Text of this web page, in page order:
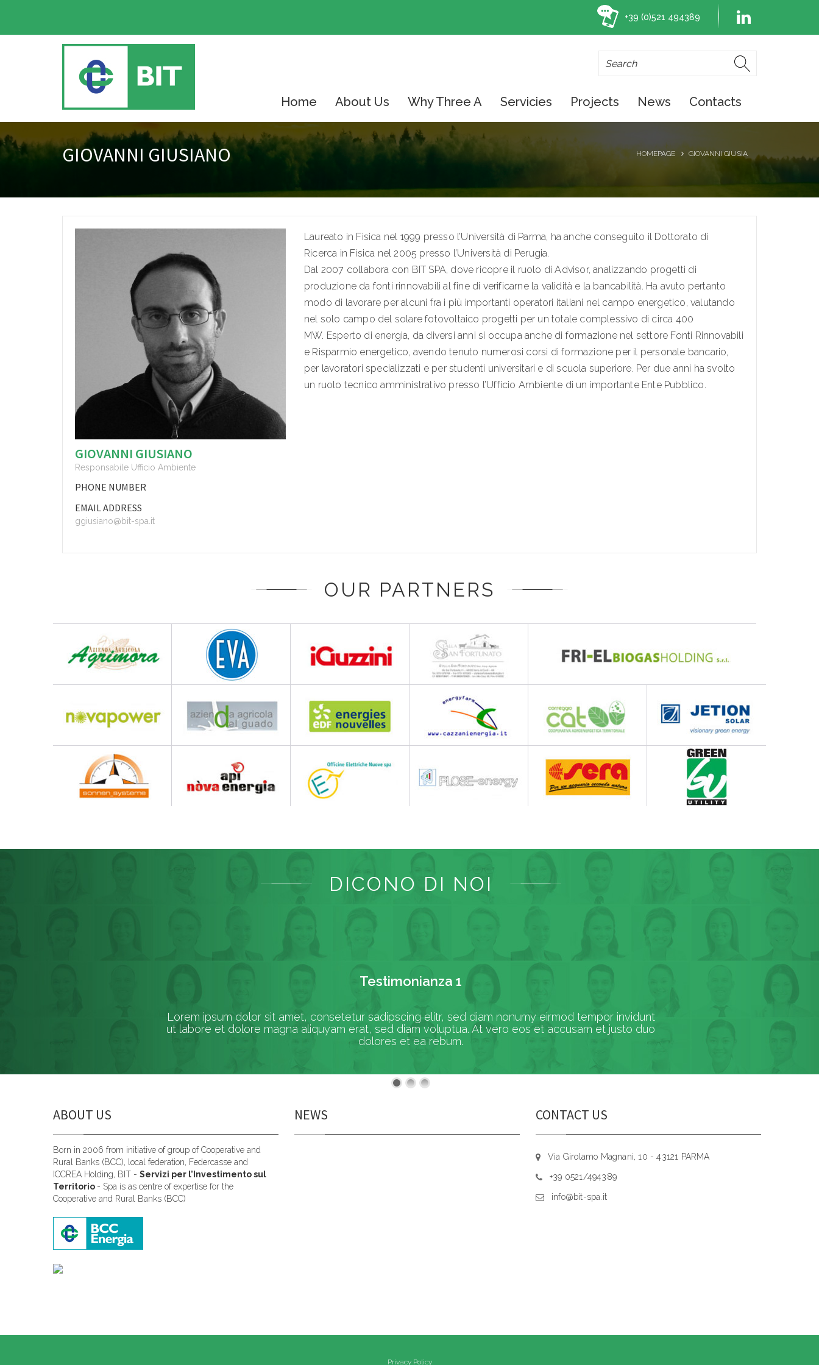
+39 (0)521 494389
Home About Us Why Three A Servicies Projects News Contacts
GIOVANNI GIUSIANO HOMEPAGE GIOVANNI GIUSIA
GIOVANNI GIUSIANO
Responsabile Ufficio Ambiente
PHONE NUMBER
EMAIL ADDRESS
ggiusiano@bit-spa.it
Laureato in Fisica nel 1999 presso l’Università di Parma, ha anche conseguito il Dottorato di
Ricerca in Fisica nel 2005 presso l’Università di Perugia.
Dal 2007 collabora con BIT SPA, dove ricopre il ruolo di Advisor, analizzando progetti di
produzione da fonti rinnovabili al fine di verificarne la validità e la bancabilità. Ha avuto pertanto
modo di lavorare per alcuni fra i più importanti operatori italiani nel campo energetico, valutando
nel solo campo del solare fotovoltaico progetti per un totale complessivo di circa 400
MW. Esperto di energia, da diversi anni si occupa anche di formazione nel settore Fonti Rinnovabili
e Risparmio energetico, avendo tenuto numerosi corsi di formazione per il personale bancario,
per lavoratori specializzati e per studenti universitari e di scuola superiore. Per due anni ha svolto
un ruolo tecnico amministrativo presso l’Ufficio Ambiente di un importante Ente Pubblico.
OUR PARTNERS
DICONO DI NOI
Lorem ipsum dolor sit amet, consetetur sadipscing elitr, sed diam nonumy eirmod tempor invidunt
ut labore et dolore magna aliquyam erat, sed diam voluptua. At vero eos et accusam et justo duo
dolores et ea rebum.
Testimonianza 1
ABOUT US
Born in 2006 from initiative of group of Cooperative and
Rural Banks (BCC), local federation, Federcasse and
ICCREA Holding, BIT - Servizi per l’Investimento sul
Territorio - Spa is as centre of expertise for the
Cooperative and Rural Banks (BCC)
NEWS CONTACT US
Via Girolamo Magnani, 10 - 43121 PARMA
+39 0521/494389
info@bit-spa.it
Privacy Policy